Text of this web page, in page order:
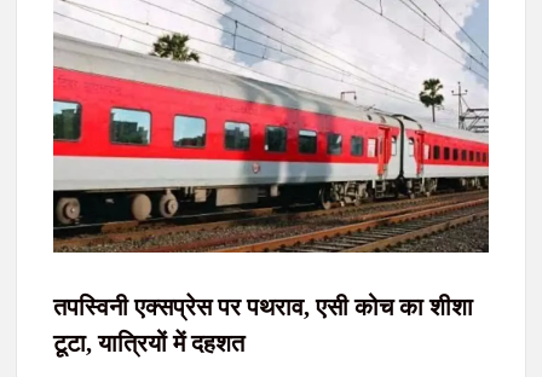
शशांक राज बोले- छात्रों के साथ पूरी ताकत से खड़े होंगे
आदिवासी महोत्सव-2026 को लेकर प्रशासन अलर्ट, मोरहाबादी मैदान में
दंडाधिकारी-पुलिस पदाधिकारियों की संयुक्त ब्रीफिंग
आदिवासी महोत्सव से पहले मोरहाबादी मैदान का निरीक्षण, सुरक्षा और ट्रैफिक
व्यवस्था को लेकर डीसी-एसएसपी ने दिए निर्देश
JPSC-JSSC आंदोलन में पीयूष मिश्रा की एंट्री, ‘आरंभ है प्रचंड’ से गूंज
RKDF University में विश्व आदिवासी दिवस पर भव्य आयोजन, आदिवासी
संस्कृति और विरासत की दिखी जीवंत झलक
तपस्विनी एक्सप्रेस पर पथराव, एसी कोच का शीशा
टूटा, यात्रियों में दहशत